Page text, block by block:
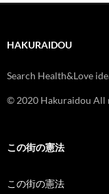
HAKURAIDOU
Search Health&Love
© 2020 Hakuraidou All
この街の憲法
この街の憲法